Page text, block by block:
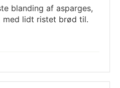
blanding af asparges,
med lidt ristet brød til.